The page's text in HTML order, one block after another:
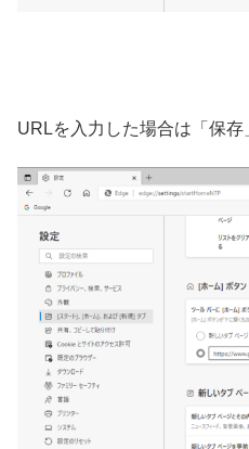
URLを入力した場合は「保存